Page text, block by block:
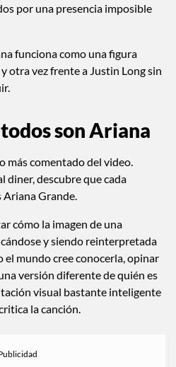
por una presencia imposible
funciona como una figura
otra vez frente a Justin Long sin
son Ariana
más comentado del video.
diner, descubre que cada
Grande.
cómo la imagen de una
y siendo reinterpretada
el mundo cree conocerla, opinar
versión diferente de quién es
visual bastante inteligente
la canción.